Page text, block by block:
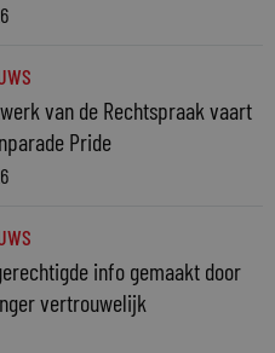
van de Rechtspraak vaart
Pride
info gemaakt door
vertrouwelijk